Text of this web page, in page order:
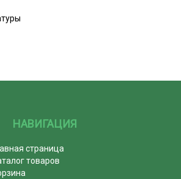
НАВИГАЦИЯ
страница
товаров